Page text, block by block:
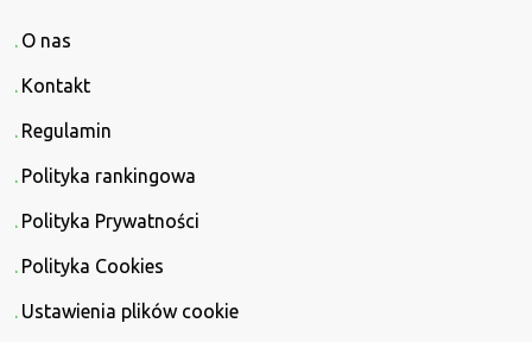
O nas
Kontakt
Regulamin
Polityka rankingowa
Polityka Prywatności
Polityka Cookies
Ustawienia plików cookie